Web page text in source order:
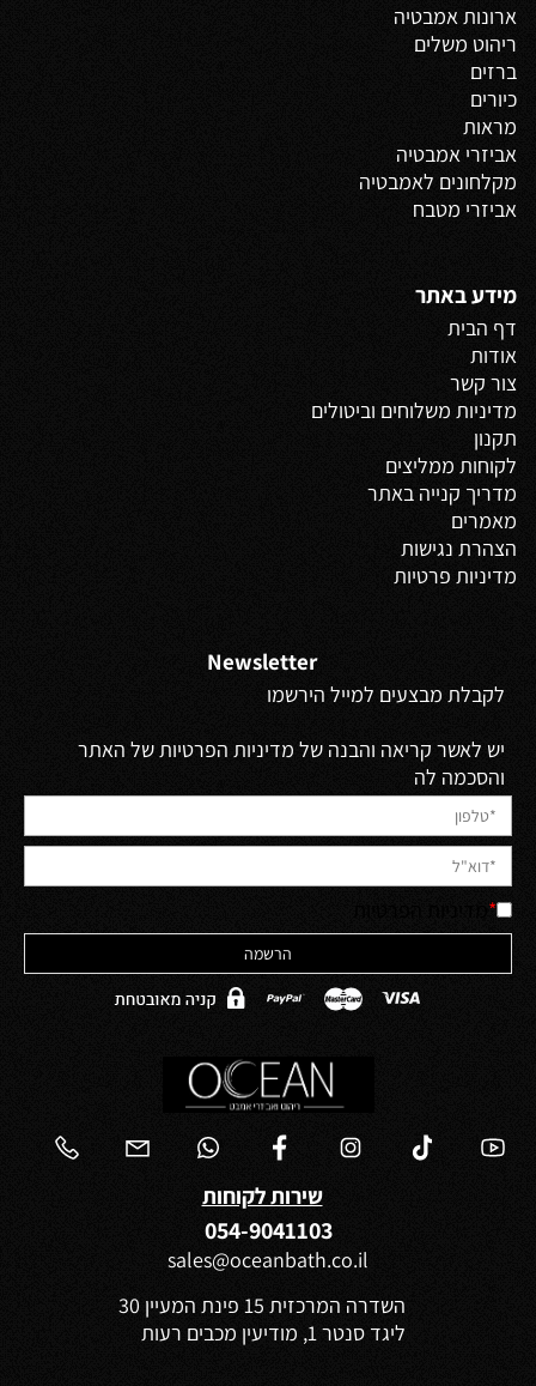
ארונות אמבטיה
ריהוט משלים
ברזים
כיורים
מראות
אביזרי אמבטיה
מקלחונים לאמבטיה
אביזרי מטבח
מידע באתר
דף הבית
אודות
צור קשר
מדיניות משלוחים וביטולים
תקנון
לקוחות ממליצים
מדריך קנייה באתר
מאמרים
הצהרת נגישות
מדיניות פרטיות
Newsletter
לקבלת מבצעים למייל הירשמו
יש לאשר קריאה והבנה של מדיניות הפרטיות של האתר
והסכמה לה
*
שירות לקוחות
054-9041103
sales@oceanbath.co.il
השדרה המרכזית 15 פינת המעיין 30
ליגד סנטר 1, מודיעין מכבים רעות